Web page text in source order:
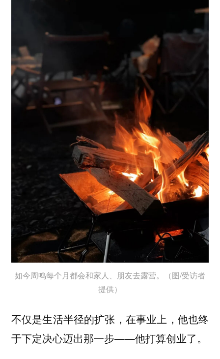
如今周鸣每个月都会和家人、朋友去露营。（图/受访者
提供）
不仅是生活半径的扩张，在事业上，他也终
于下定决心迈出那一步——他打算创业了。